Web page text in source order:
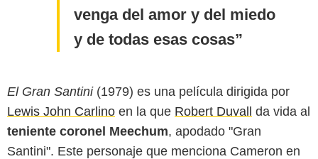
venga del amor y del miedo
y de todas esas cosas
El Gran Santini(1979) es una película dirigida por
Lewis John Carlino en la que Robert Duvall da vida al
teniente coronel Meechum, apodado "Gran
Santini". Este personaje que menciona Cameron en
20th Century Studios